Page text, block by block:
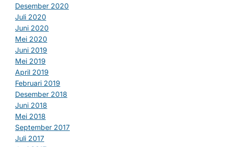
Desember 2020
Juli 2020
Juni 2020
Mei 2020
Juni 2019
Mei 2019
April 2019
Februari 2019
Desember 2018
Juni 2018
Mei 2018
September 2017
Juli 2017